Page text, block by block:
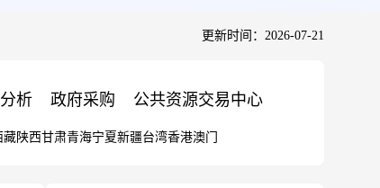
更新时间：2026-07-21
析 政府采购 公共资源交易中心
藏陕西甘肃青海宁夏新疆台湾香港澳门